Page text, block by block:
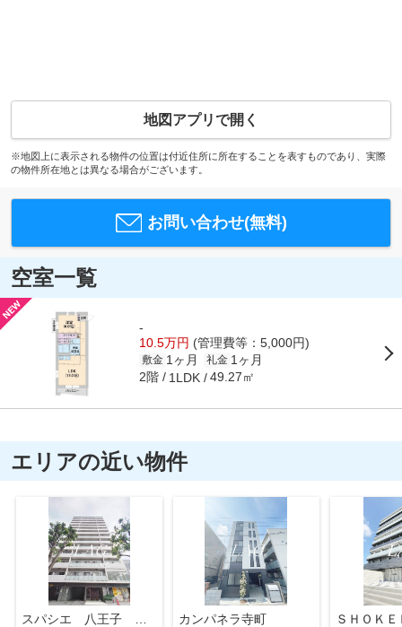
地図アプリで開く
※地図上に表示される物件の位置は付近住所に所在することを表すものであり、実際
の物件所在地とは異なる場合がございます。
お問い合わせ(無料)
空室一覧
-
10.5万円 (管理費等：5,000円)
敷金 1ヶ月 礼金 1ヶ月
2階 1LDK 49.27㎡
エリアの近い物件
カンパネラ寺町